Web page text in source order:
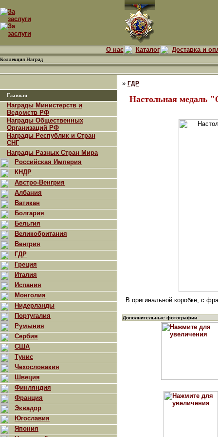
Коллекция Наград
О нас Каталог Доставка и
Главная
Награды Министерств и
Ведомств РФ
Награды Общественных
Организаций РФ
Награды Республик и Стран
СНГ
Награды Разных Стран Мира
Российская Империя
КНДР
Австро-Венгрия
Албания
Ватикан
Болгария
Бельгия
Великобритания
Венгрия
ГДР
Греция
Италия
Испания
Монголия
Нидерланды
Португалия
Румыния
Сербия
США
Тунис
Чехословакия
Швеция
Финляндия
Франция
Эквадор
Югославия
Япония
» ГДР
Настольная медаль
В оригинальной коробке, с
Дополнительные фотографии